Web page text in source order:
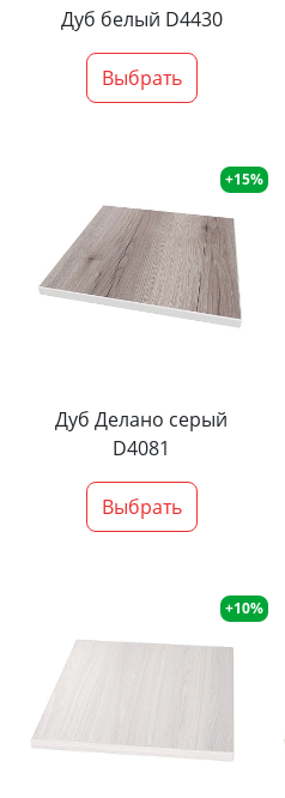
Дуб белый D4430
Выбрать
+15%
Дуб Делано серый
D4081
Выбрать
+10%